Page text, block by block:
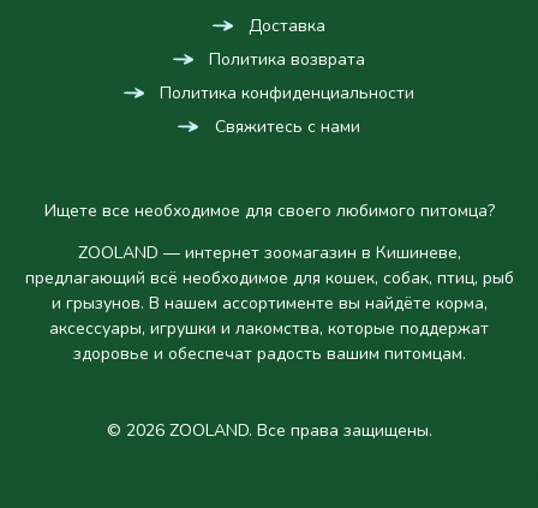
Доставка
Политика возврата
Политика конфиденциальности
Свяжитесь с нами
Ищете все необходимое для своего любимого питомца?
ZOOLAND — интернет зоомагазин в Кишиневе,
предлагающий всё необходимое для кошек, собак, птиц, рыб
и грызунов. В нашем ассортименте вы найдёте корма,
аксессуары, игрушки и лакомства, которые поддержат
здоровье и обеспечат радость вашим питомцам.
© 2026 ZOOLAND. Все права защищены.